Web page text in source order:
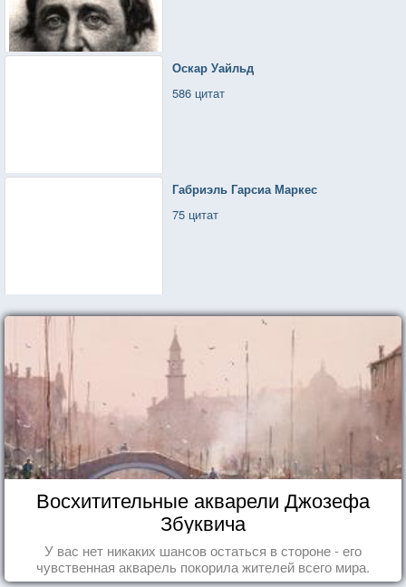
Оскар Уайльд
586 цитат
Габриэль Гарсиа Маркес
75 цитат
Восхитительные акварели Джозефа
Збуквича
У вас нет никаких шансов остаться в стороне - его
чувственная акварель покорила жителей всего мира.